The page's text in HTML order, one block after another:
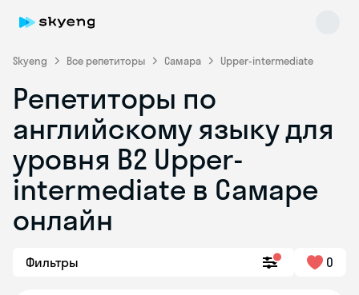
Skyeng Все репетиторы Самара Upper-intermediate
Репетиторы по
английскому языку для
уровня B2 Upper-
intermediate в Самаре
онлайн
Фильтры 0
Skyeng Chat
online